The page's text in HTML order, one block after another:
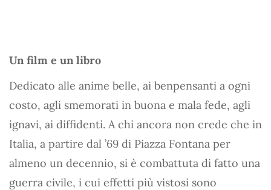
Un film e un libro
Dedicato alle anime belle, ai benpensanti a ogni
costo, agli smemorati in buona e mala fede, agli
ignavi, ai diffidenti. A chi ancora non crede che in
Italia, a partire dal ’69 di Piazza Fontana per
almeno un decennio, si è combattuta di fatto una
guerra civile, i cui effetti più vistosi sono